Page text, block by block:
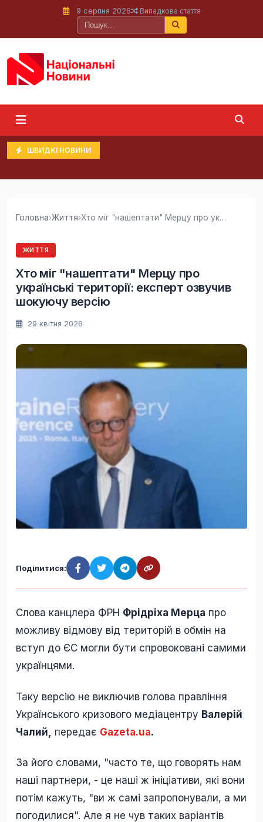
9 серпня 2026 Випадкова стаття
ШВИДКІ НОВИНИ
Головна›Життя› Хто міг "нашептати" Мерцу про українські...
ЖИТТЯ
Хто міг "нашептати" Мерцу про
українські території: експерт озвучив
шокуючу версію
29 квітня 2026
Поділитися:
Слова канцлера ФРН Фрідріха Мерца про
можливу відмову від територій в обмін на
вступ до ЄС могли бути спровоковані самими
українцями.
Таку версію не виключив голова правління
Українського кризового медіацентру Валерій
Чалий,
передає Gazeta.ua.
За його словами, "часто те, що говорять нам
наші партнери, - це наші ж ініціативи, які вони
потім кажуть, "ви ж самі запропонували, а ми
погодилися". Але я не чув таких варіантів